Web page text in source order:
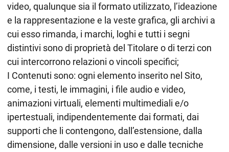
video, qualunque sia il formato utilizzato, l’ideazione
e la rappresentazione e la veste grafica, gli archivi a
cui esso rimanda, i marchi, loghi e tutti i segni
distintivi sono di proprietà del Titolare o di terzi con
cui intercorrono relazioni o vincoli specifici;
I Contenuti sono: ogni elemento inserito nel Sito,
come, i testi, le immagini, i file audio e video,
animazioni virtuali, elementi multimediali e/o
ipertestuali, indipendentemente dai formati, dai
supporti che li contengono, dall’estensione, dalla
dimensione, dalle versioni in uso e dalle tecniche